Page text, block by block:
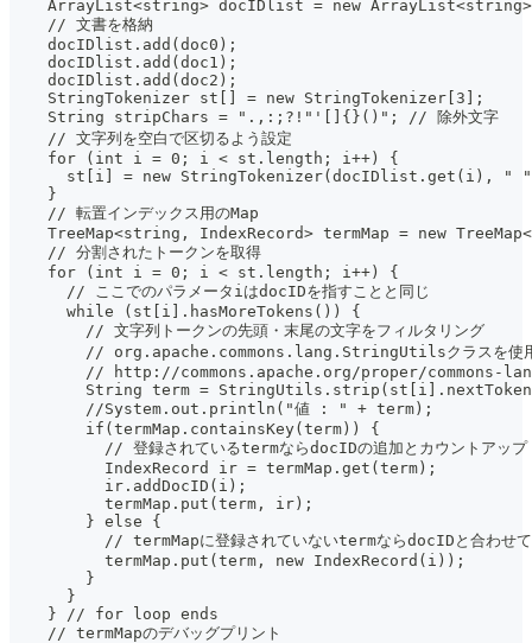
ArrayList<string> docIDlist = new
    // 文書を格納
    docIDlist.add(doc0);
    docIDlist.add(doc1);
    docIDlist.add(doc2);
    StringTokenizer st[] = new StringTokenizer[3];
    String stripChars = ".,:;?!"'[]{}()"; // 除外文字
    // 文字列を空白で区切るよう設定
    for (int i = 0; i < st.length; i++) {
st[i] = new StringTokenizer(docIDlist.get(i), "
    }
    // 転置インデックス用のMap
TreeMap<string, IndexRecord> termMap = new
    // 分割されたトークンを取得
    for (int i = 0; i < st.length; i++) {
      // ここでのパラメータiはdocIDを指すことと同じ
      while (st[i].hasMoreTokens()) {
        // 文字列トークンの先頭・末尾の文字をフィルタリング
// org.apache.commons.lang.StringUtilsクラスを使
// http://commons.apache.org/proper/commons-
String term =
        //System.out.println("値 : " + term);
        if(termMap.containsKey(term)) {
          // 登録されているtermならdocIDの追加とカウントアップ
          IndexRecord ir = termMap.get(term);
          ir.addDocID(i);
          termMap.put(term, ir);
        } else {
// termMapに登録されていないtermならdocIDと合わせ
          termMap.put(term, new IndexRecord(i));
        }
      }
    } // for loop ends
    // termMapのデバッグプリント